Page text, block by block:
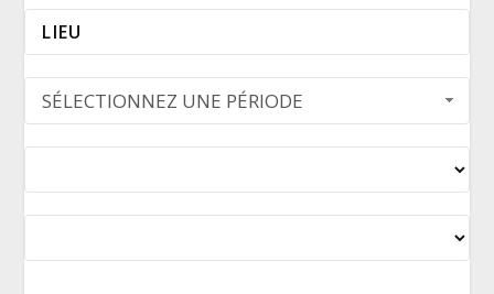
SÉLECTIONNEZ UNE PÉRIODE